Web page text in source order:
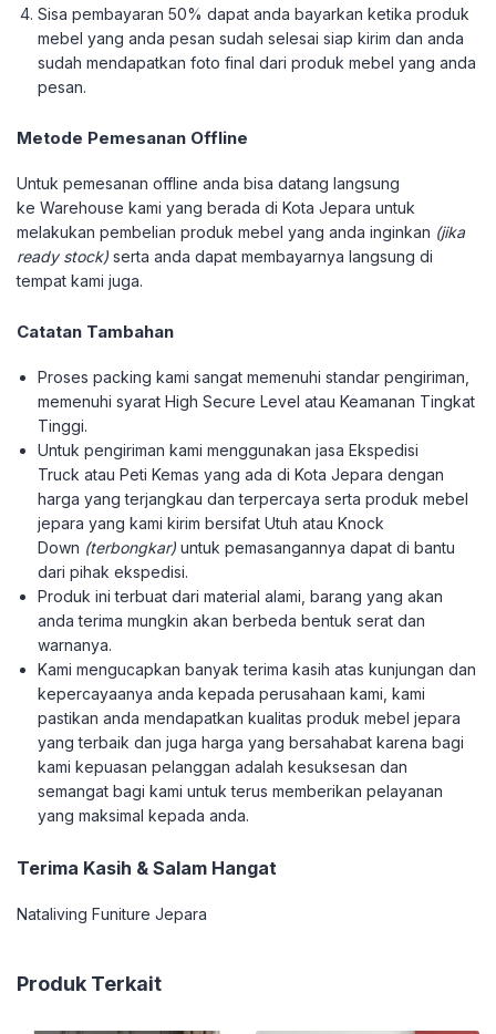
Sisa pembayaran 50% dapat anda bayarkan ketika produk
mebel yang anda pesan sudah selesai siap kirim dan anda
sudah mendapatkan foto final dari produk mebel yang anda
pesan.
Metode Pemesanan Offline
Untuk pemesanan offline anda bisa datang langsung
ke Warehouse kami yang berada di Kota Jepara untuk
melakukan pembelian produk mebel yang anda inginkan (jika
ready stock) serta anda dapat membayarnya langsung di
tempat kami juga.
Catatan Tambahan
Proses packing kami sangat memenuhi standar pengiriman,
memenuhi syarat High Secure Level atau Keamanan Tingkat
Tinggi.
Untuk pengiriman kami menggunakan jasa Ekspedisi
Truck atau Peti Kemas yang ada di Kota Jepara dengan
harga yang terjangkau dan terpercaya serta produk mebel
jepara yang kami kirim bersifat Utuh atau Knock
Down (terbongkar) untuk pemasangannya dapat di bantu
dari pihak ekspedisi.
Produk ini terbuat dari material alami, barang yang akan
anda terima mungkin akan berbeda bentuk serat dan
warnanya.
Kami mengucapkan banyak terima kasih atas kunjungan dan
kepercayaanya anda kepada perusahaan kami, kami
pastikan anda mendapatkan kualitas produk mebel jepara
yang terbaik dan juga harga yang bersahabat karena bagi
kami kepuasan pelanggan adalah kesuksesan dan
semangat bagi kami untuk terus memberikan pelayanan
yang maksimal kepada anda.
Terima Kasih & Salam Hangat
Nataliving Funiture Jepara
Produk Terkait